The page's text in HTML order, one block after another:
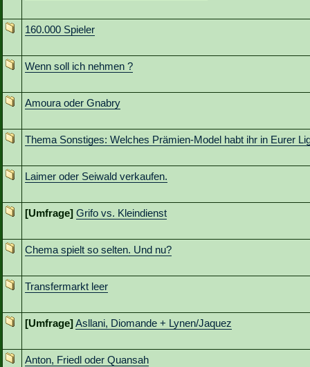
160.000 Spieler
Wenn soll ich nehmen ?
Amoura oder Gnabry
Thema Sonstiges: Welches Prämien-Model habt ihr in Eurer
Laimer oder Seiwald verkaufen.
[Umfrage] Grifo vs. Kleindienst
Chema spielt so selten. Und nu?
Transfermarkt leer
[Umfrage]Asllani, Diomande + Lynen/Jaquez
Anton, Friedl oder Quansah